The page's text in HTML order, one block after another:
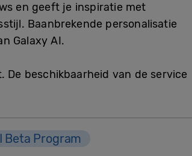
en geeft je inspiratie met
Baanbrekende personalisatie
Galaxy AI.
beschikbaarheid van de service
Beta Program